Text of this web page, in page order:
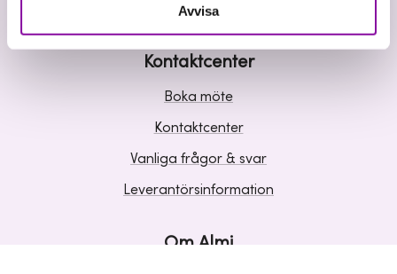
Avvisa
Kunskap och inspiration
Kontaktcenter
Boka möte
Kontaktcenter
Vanliga frågor & svar
Leverantörsinformation
Om Almi